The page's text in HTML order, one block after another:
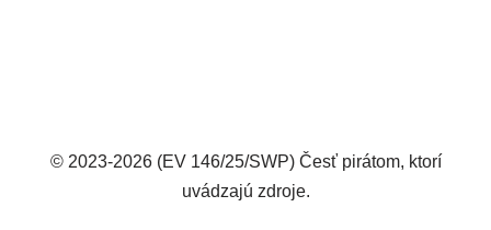
© 2023-2026 (EV 146/25/SWP) Česť pirátom, ktorí
uvádzajú zdroje.